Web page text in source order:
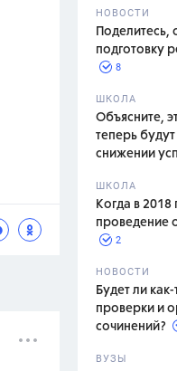
НОВОСТИ
Поделитесь,
подготовку
8
ШКОЛА
Объясните,
теперь
снижении
ШКОЛА
Когда в 2018
проведение
2
НОВОСТИ
Будет ли
проверки и
сочинений?
ВУЗЫ